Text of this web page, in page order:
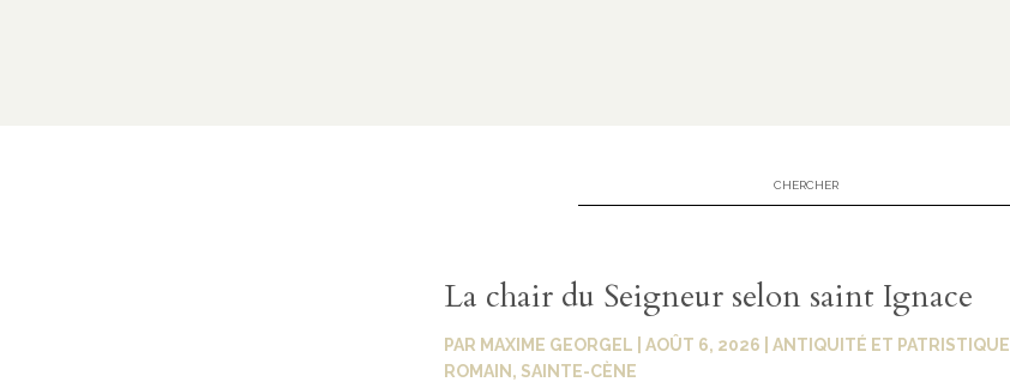
La chair du Seigneur selon saint Ignace
PAR MAXIME GEORGEL AOÛT 6, 2026 ANTIQUITÉ ET PATRISTIQUE
ROMAIN , SAINTE-CÈNE